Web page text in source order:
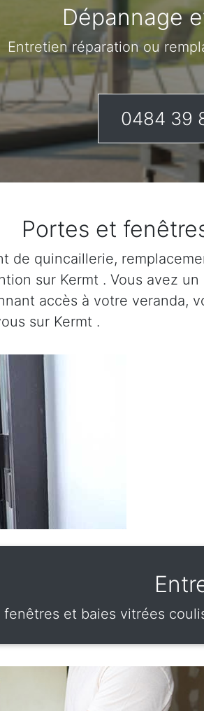
Dépannage
Entretien réparation ou
0484 39
Portes et
de quincaillerie,
sur Kermt . Vous avez
accès à votre veranda,
sur Kermt .
fenêtres et baies vitrées